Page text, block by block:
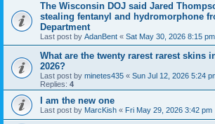
The Wisconsin DOJ said Jared
stealing fentanyl and hydromorphone
Department
Last post by AdanBent « Sat May 30, 2026 8:15 pm
What are the twenty rarest rarest skins
2026?
Last post by minetes435 « Sun Jul 12, 2026 5:24
Replies: 4
I am the new one
Last post by MarcKish « Fri May 29, 2026 3:42 pm